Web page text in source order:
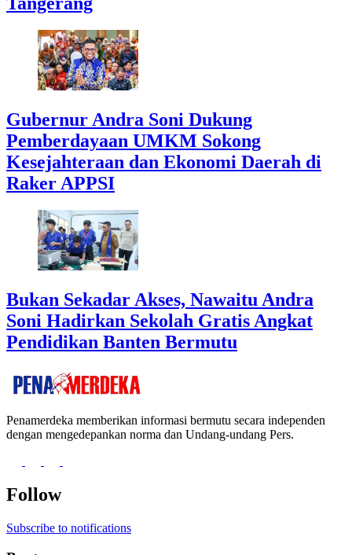
Gubernur Andra Soni Dukung
Pemberdayaan UMKM Sokong
Kesejahteraan dan Ekonomi Daerah di
Raker APPSI
Bukan Sekadar Akses, Nawaitu Andra
Soni Hadirkan Sekolah Gratis Angkat
Pendidikan Banten Bermutu
Penamerdeka memberikan informasi bermutu secara independen
dengan mengedepankan norma dan Undang-undang Pers.
Follow
Subscribe to notifications